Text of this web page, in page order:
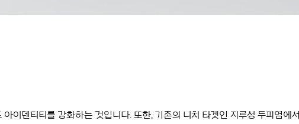
이덴티티를 강화하는 것입니다. 또한, 기존의 니치 타겟인 지루성 두피염에서